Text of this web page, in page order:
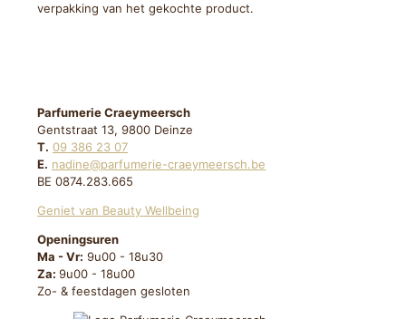
verpakking van het gekochte product.
Parfumerie Craeymeersch
Gentstraat 13, 9800 Deinze
T. 09 386 23 07
E. nadine@parfumerie-craeymeersch.be
BE 0874.283.665
Geniet van Beauty Wellbeing
Openingsuren
Ma - Vr: 9u00 - 18u30
Za: 9u00 - 18u00
Zo- & feestdagen gesloten